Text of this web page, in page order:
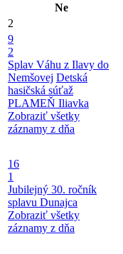
Ne
2
9
2
Splav Váhu z Ilavy do
Nemšovej Detská
hasičská súťaž
PLAMEŇ Iliavka
Zobraziť všetky
záznamy z dňa
16
1
Jubilejný 30. ročník
splavu Dunajca
Zobraziť všetky
záznamy z dňa